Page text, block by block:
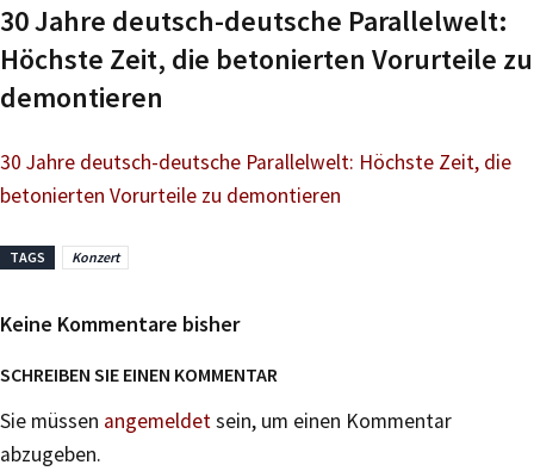
30 Jahre deutsch-deutsche Parallelwelt:
Höchste Zeit, die betonierten Vorurteile zu
demontieren
30 Jahre deutsch-deutsche Parallelwelt: Höchste Zeit, die
betonierten Vorurteile zu demontieren
TAGS Konzert
Keine Kommentare bisher
SCHREIBEN SIE EINEN KOMMENTAR
Sie müssen angemeldetsein, um einen Kommentar
abzugeben.